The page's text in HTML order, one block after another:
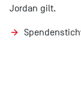
Jordan gilt.